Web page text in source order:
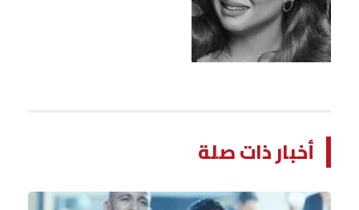
أخبار ذات صلة